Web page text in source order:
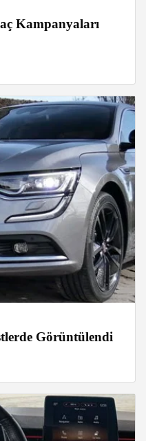
Kampanyaları
Görüntülendi